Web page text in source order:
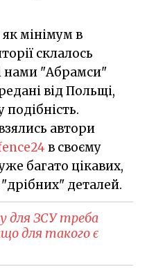
мінімум в
склалось
нами "Абрамси"
від Польщі,
подібність.
автори
в своєму
багато цікавих,
деталей.
для ЗСУ треба
для такого є